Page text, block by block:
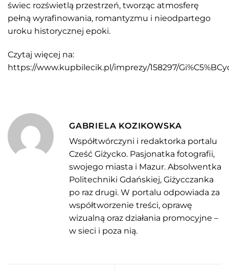
świec rozświetlą przestrzeń, tworząc atmosferę
pełną wyrafinowania, romantyzmu i nieodpartego
uroku historycznej epoki.
Czytaj więcej na:
https://www.kupbilecik.pl/imprezy/158297/
GABRIELA KOZIKOWSKA
Współtwórczyni i redaktorka portalu
Cześć Giżycko. Pasjonatka fotografii,
swojego miasta i Mazur. Absolwentka
Politechniki Gdańskiej, Giżycczanka
po raz drugi. W portalu odpowiada za
współtworzenie treści, oprawę
wizualną oraz działania promocyjne –
w sieci i poza nią.